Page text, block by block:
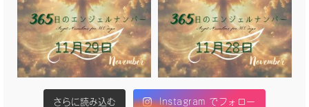
さらに読み込む Instagram でフォロー